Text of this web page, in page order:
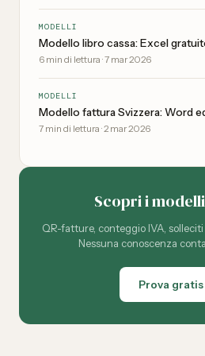
MODELLI
Modello libro cassa: Excel
6 min di lettura ·7 mar 2026
MODELLI
Modello fattura Svizzera: Word
7 min di lettura ·2 mar 2026
Scopri i
QR-fatture, conteggio IVA,
Nessuna conoscenza
Prova